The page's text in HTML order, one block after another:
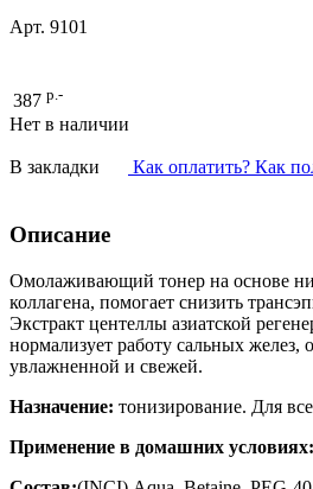
Арт. 9101
387 р.-
Нет в наличии
В закладки Как оплатить? Как
Описание
Омолаживающий тонер на основе
коллагена, помогает снизить
Экстракт центеллы азиатской
нормализует работу сальных
увлажненной и свежей.
Назначение: тонизирование. Для
Применение в домашних условиях: